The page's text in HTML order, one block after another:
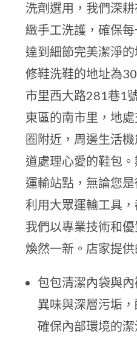
洗劑選用，我們深
緻手工洗護，確保
達到細節完美潔淨
修鞋洗鞋的地址為
市里西大路281巷1
東區的南市里，地
圈附近，周邊生活
道處理心愛的鞋包
運輸站點，無論您
利用大眾運輸工具
我們以專業技術和
煥然一新。店家提供
包包清潔內袋與
異味與深層污垢
確保內部環境的